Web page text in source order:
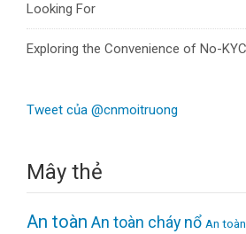
Looking For
Exploring the Convenience of No-
Tweet của @cnmoitruong
Mây thẻ
An toàn An toàn cháy nổ An